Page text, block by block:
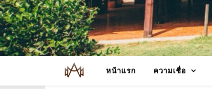
หน้าแรก ความเชื่อ